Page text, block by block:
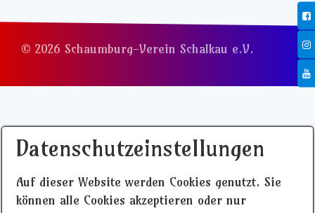
© 2026 Schaumburg-Verein Schalkau e.V.
Datenschutzeinstellungen
Auf dieser Website werden Cookies genutzt. Sie
können alle Cookies akzeptieren oder nur